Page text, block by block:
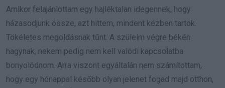
Amikor felajánlottam egy hajléktalan idegennek, hogy
házasodjunk össze, azt hittem, mindent kézben tartok.
Tökéletes megoldásnak tűnt. A szüleim végre békén
hagynak, nekem pedig nem kell valódi kapcsolatba
bonyolódnom. Arra viszont egyáltalán nem számítottam,
hogy egy hónappal később olyan jelenet fogad majd otthon,